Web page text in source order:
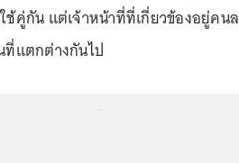
คู่กัน แต่เจ้าหน้าที่ที่เกี่ยวข้องอยู่คน
แตกต่างกันไป